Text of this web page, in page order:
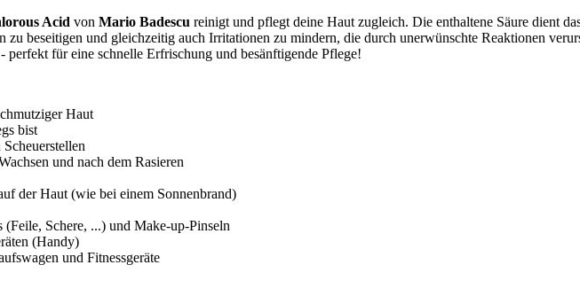
Acid von Mario Badescu reinigt und pflegt deine Haut zugleich. Die enthaltene Säure dient
zu beseitigen und gleichzeitig auch Irritationen zu mindern, die durch unerwünschte Reaktionen
perfekt für eine schnelle Erfrischung und besänftigende Pflege!
Haut
bist
und nach dem Rasieren
der Haut (wie bei einem Sonnenbrand)
Schere, ...) und Make-up-Pinseln
(Handy)
und Fitnessgeräte